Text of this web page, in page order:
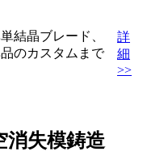
結晶ブレード、
のカスタムまで
詳
細
>>
消失模鋳造